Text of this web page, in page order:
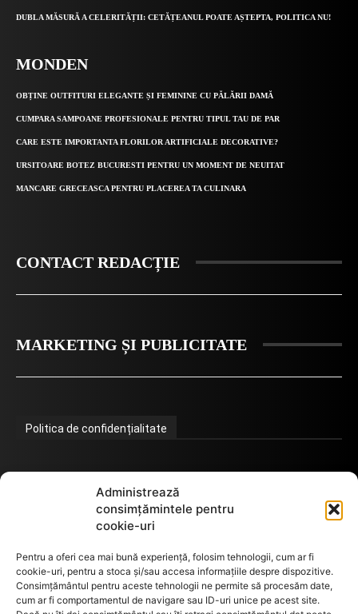
Administrează
consimțămintele pentru
cookie-uri
Pentru a oferi cea mai bună experiență, folosim tehnologii, cum ar fi
cookie-uri, pentru a stoca și/sau accesa informațiile despre dispozitive.
Consimțământul pentru aceste tehnologii ne permite să procesăm date,
cum ar fi comportamentul de navigare sau ID-uri unice pe acest site.
DUBLA MĂSURĂ A CELERITĂȚII: CETĂȚEANUL POATE AȘTEPTA, POLITICA NU!
MONDEN
OBȚINE OUTFITURI ELEGANTE ȘI FEMININE CU PĂLĂRII DAMĂ
CUMPARA SAMPOANE PROFESIONALE PENTRU TIPUL TAU DE PAR
CARE ESTE IMPORTANTA FLORILOR ARTIFICIALE DECORATIVE?
URSITOARE BOTEZ BUCURESTI PENTRU UN MOMENT DE NEUITAT
MANCARE GRECEASCA PENTRU PLACEREA TA CULINARA
CONTACT REDACȚIE
MARKETING ȘI PUBLICITATE
Politica de confidențialitate
Termeni de utilizare
GDPR